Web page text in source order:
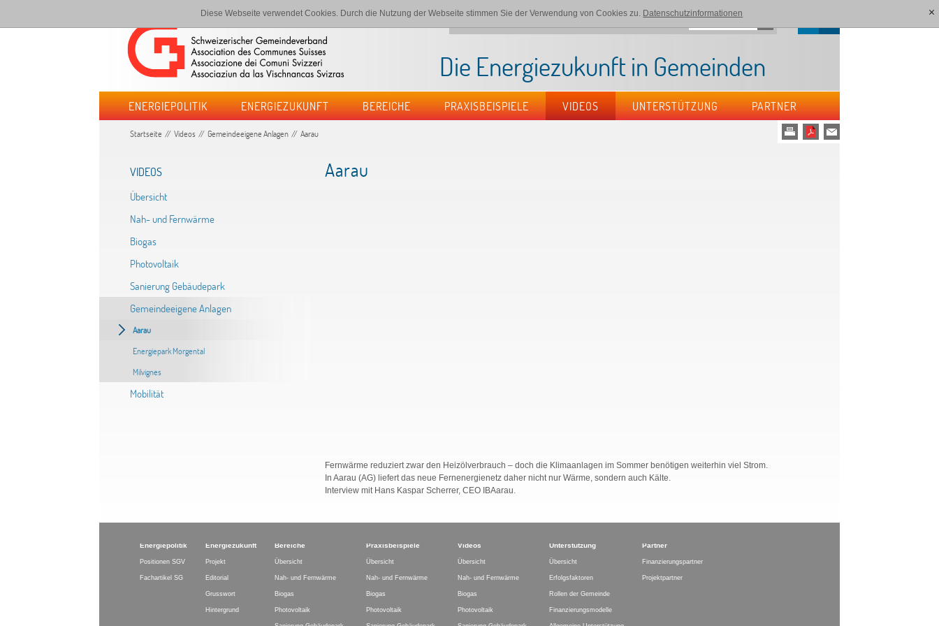
Diese Webseite verwendet Cookies. Durch die Nutzung der Webseite stimmen Sie der Verwendung von Cookies zu. Datenschutzinformationen
[x]
Die Energiezukunft in Gemeinden
ENERGIEPOLITIK ENERGIEZUKUNFT BEREICHE PRAXISBEISPIELE VIDEOS UNTERSTÜTZUNG PARTNER
Startseite Videos Gemeindeeigene Anlagen Aarau
VIDEOS
Übersicht
Nah- und Fernwärme
Biogas
Photovoltaik
Sanierung Gebäudepark
Gemeindeeigene Anlagen
Aarau
Energiepark Morgental
Milvignes
Mobilität
Aarau
Fernwärme reduziert zwar den Heizölverbrauch – doch die Klimaanlagen im Sommer benötigen weiterhin viel Strom.
In Aarau (AG) liefert das neue Fernenergienetz daher nicht nur Wärme, sondern auch Kälte.
Interview mit Hans Kaspar Scherrer, CEO IBAarau.
Energiepolitik
Positionen SGV
Fachartikel SG
Energiezukunft
Projekt
Editorial
Grusswort
Hintergrund
Bereiche
Übersicht
Nah- und Fernwärme
Biogas
Photovoltaik
Praxisbeispiele
Übersicht
Nah- und Fernwärme
Biogas
Photovoltaik
Videos
Übersicht
Nah- und Fernwärme
Biogas
Photovoltaik
Unterstützung
Übersicht
Erfolgsfaktoren
Rollen der Gemeinde
Finanzierungsmodelle
Partner
Finanzierungspartner
Projektpartner